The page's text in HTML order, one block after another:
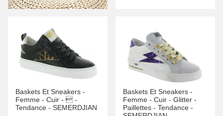
Baskets Et Sneakers -
Femme - Cuir -  -
Tendance - SEMERDJIAN
Baskets Et Sneakers -
Femme - Cuir - Glitter -
Paillettes - Tendance -